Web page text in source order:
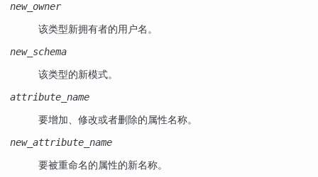
new_owner
该类型新拥有者的用户名。
new_schema
该类型的新模式。
attribute_name
要增加、修改或者删除的属性名称。
new_attribute_name
要被重命名的属性的新名称。